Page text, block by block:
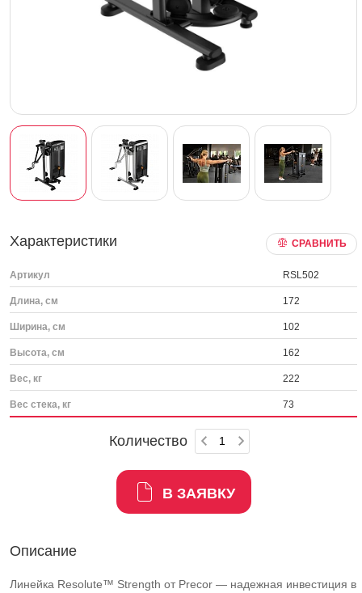
Характеристики СРАВНИТЬ
Артикул RSL502
Длина, см 172
Ширина, см 102
Высота, см 162
Вес, кг 222
Вес стека, кг 73
Количество
В ЗАЯВКУ
Описание
Линейка Resolute™ Strength от Precor — надежная инвестиция в